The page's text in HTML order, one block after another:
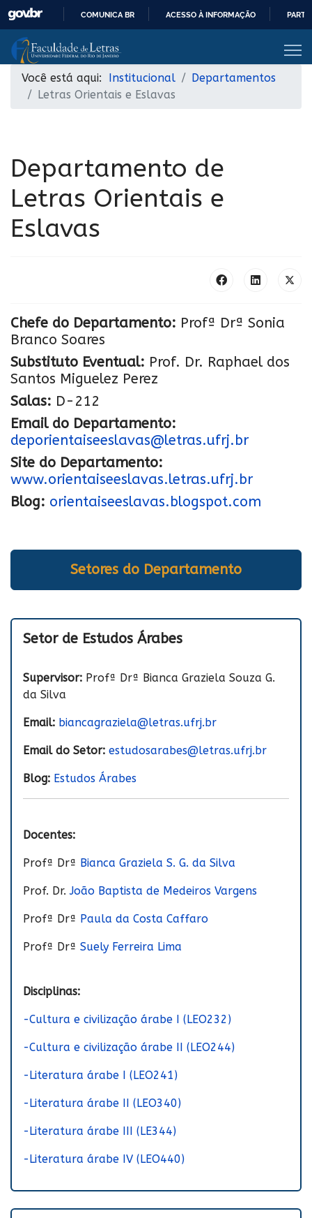
COMUNICA BR ACESSO À INFORMAÇÃO
Você está aqui: Institucional
Departamentos
Letras Orientais e Eslavas
Departamento de
Letras Orientais e
Eslavas
Chefe do Departamento: Profª Drª Sonia
Branco Soares
Substituto Eventual: Prof. Dr. Raphael dos
Santos Miguelez Perez
Salas: D-212
Email do Departamento:
deporientaiseeslavas@letras.ufrj.br
Site do Departamento:
www.orientaiseeslavas.letras.ufrj.br
Blog: orientaiseeslavas.blogspot.com
Setores do Departamento
Setor de Estudos Árabes
Supervisor: Profª Drª Bianca Graziela Souza G.
da Silva
Email: biancagraziela@letras.ufrj.br
Email do Setor: estudosarabes@letras.ufrj.br
Blog: Estudos Árabes
Docentes:
Profª Drª Bianca Graziela S. G. da Silva
Prof. Dr.João Baptista de Medeiros Vargens
Profª Drª Paula da Costa Caffaro
Profª Drª Suely Ferreira Lima
Disciplinas:
-Cultura e civilização árabe I (LEO232)
-Cultura e civilização árabe II (LEO244)
-Literatura árabe I (LEO241)
-Literatura árabe II (LEO340)
-Literatura árabe III (LE344)
-Literatura árabe IV (LEO440)